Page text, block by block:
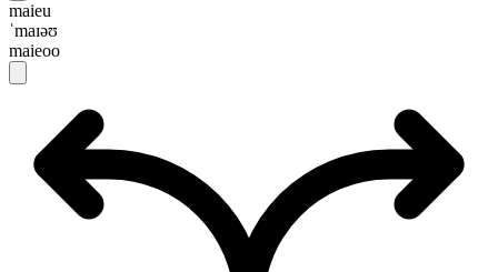
maieu
ˈmaɪəʊ
maieoo